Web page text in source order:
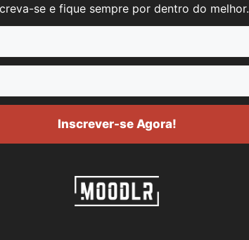
se e fique sempre por dentro do melhor.
Inscrever-se Agora!